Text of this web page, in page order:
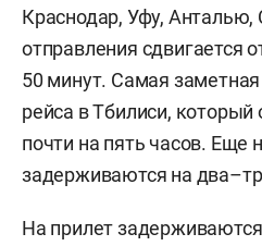
Краснодар, Уфу, Анталью,
отправления сдвигается
50 минут. Самая
рейса в Тбилиси, который
почти на пять часов. Еще
задерживаются на
На прилет